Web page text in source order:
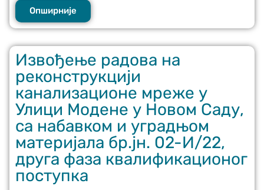
Опширније
Извођење радова на
реконструкцији
канализационе мреже у
Улици Модене у Новом Саду,
са набавком и уградњом
материјала бр.јн. 02-И/22,
друга фаза квалификационог
поступка